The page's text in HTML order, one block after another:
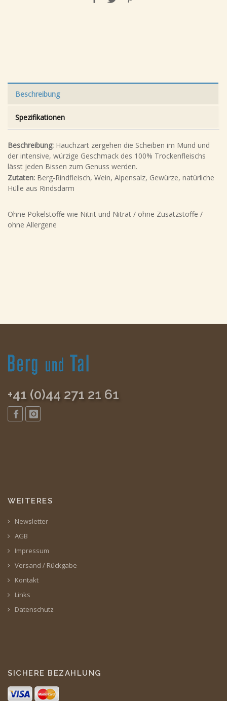
Beschreibung
Spezifikationen
Beschreibung: Hauchzart zergehen die Scheiben im Mund und
der intensive, würzige Geschmack des 100% Trockenfleischs
lässt jeden Bissen zum Genuss werden.
Zutaten: Berg-Rindfleisch, Wein, Alpensalz, Gewürze, natürliche
Hülle aus Rindsdarm
Ohne Pökelstoffe wie Nitrit und Nitrat / ohne Zusatzstoffe /
ohne Allergene
+41 (0)44 271 21 61
WEITERES
Newsletter
AGB
Impressum
Versand / Rückgabe
Kontakt
Links
Datenschutz
SICHERE BEZAHLUNG